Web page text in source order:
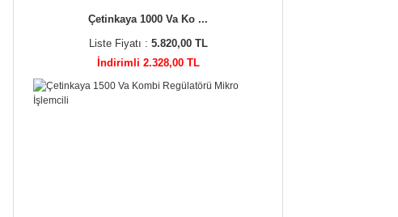
Çetinkaya 1000 Va Ko ...
Liste Fiyatı : 5.820,00 TL
İndirimli 2.328,00 TL